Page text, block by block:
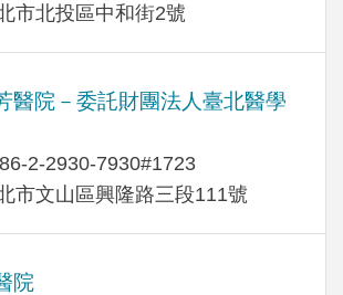
市北投區中和街2號
醫院－委託財團法人臺北醫學
2-2930-7930#1723
市文山區興隆路三段111號
院